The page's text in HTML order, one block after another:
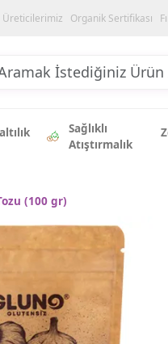
Üreticilerimiz Organik Sertifikası
Sağlıklı
Atıştırmalık
(100 gr)